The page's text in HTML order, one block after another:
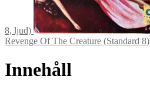
8, ljud)
Revenge Of The Creature (Standard 8)
Innehåll